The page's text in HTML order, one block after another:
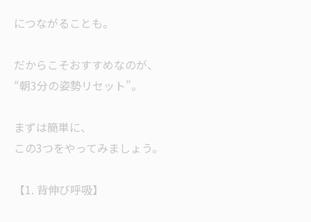
につながることも。
だからこそおすすめなのが、
“朝3分の姿勢リセット”。
まずは簡単に、
この3つをやってみましょう。
【1. 背伸び呼吸】